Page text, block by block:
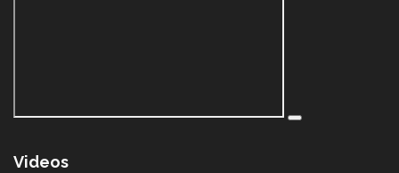
Videos